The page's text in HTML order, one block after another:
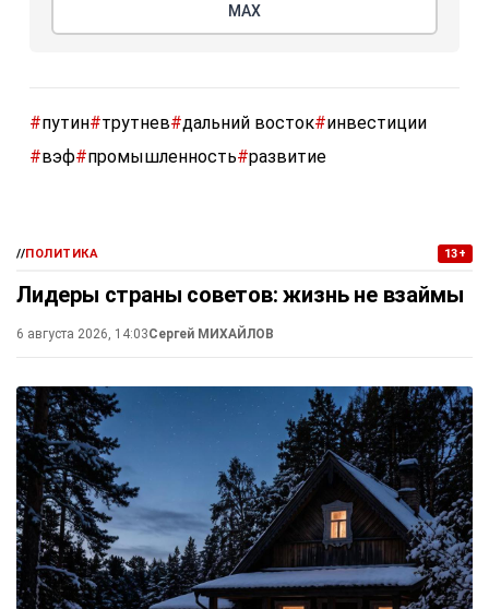
МАХ
#путин#трутнев#дальний восток#инвестиции
#вэф#промышленность#развитие
//ПОЛИТИКА 13+
Лидеры страны советов: жизнь не взаймы
6 августа 2026, 14:03Сергей МИХАЙЛОВ